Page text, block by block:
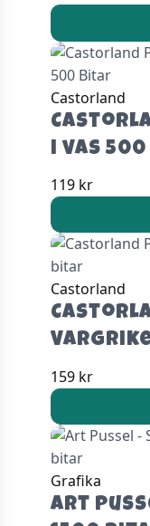
Castorland
i vas
119 kr
Castorland
159 kr
Grafika
Art